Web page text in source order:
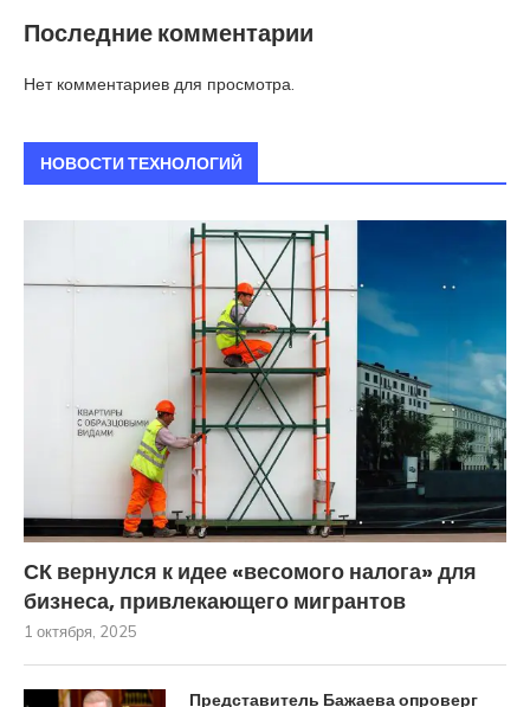
Последние комментарии
Нет комментариев для просмотра.
НОВОСТИ ТЕХНОЛОГИЙ
СК вернулся к идее «весомого налога» для
бизнеса, привлекающего мигрантов
1 октября, 2025
Представитель Бажаева опроверг